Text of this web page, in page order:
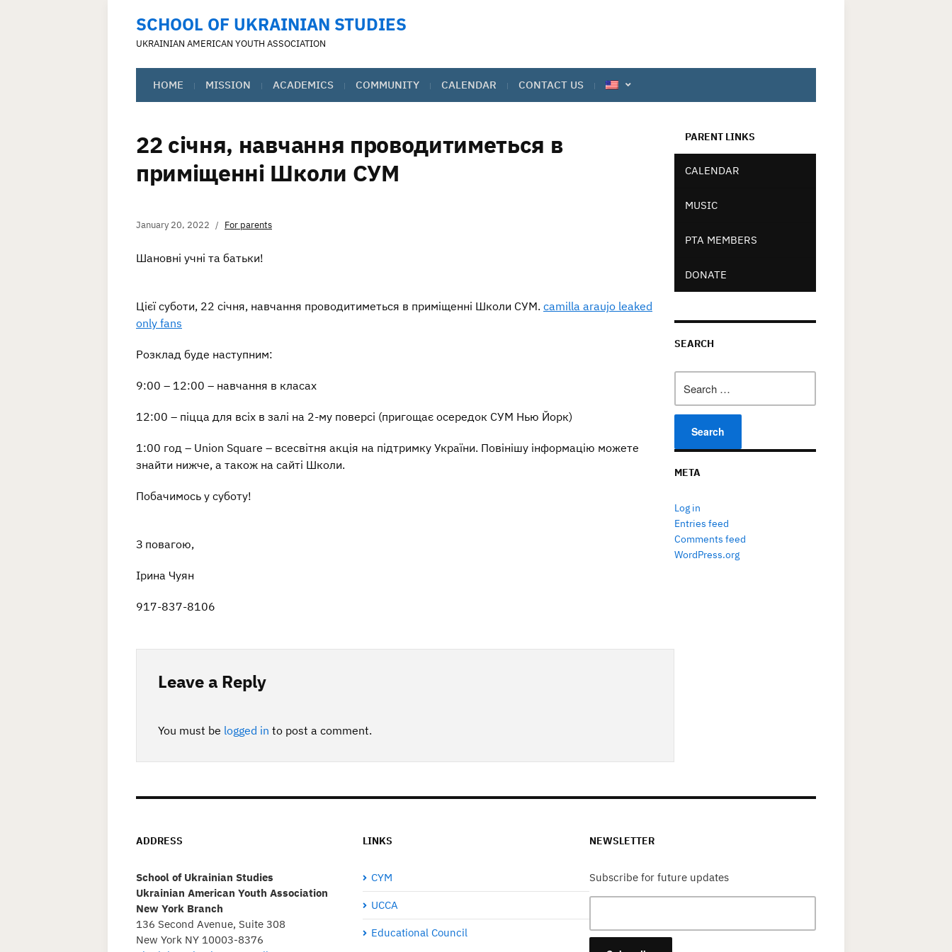
SCHOOL OF UKRAINIAN STUDIES
UKRAINIAN AMERICAN YOUTH ASSOCIATION
HOME MISSION ACADEMICS COMMUNITY CALENDAR CONTACT US
22 січня, навчання проводитиметься в
приміщенні Школи СУМ
January 20, 2022 For parents
Шановні учні та батьки!
Цієї суботи, 22 січня, навчання проводитиметься в приміщенні Школи СУМ. camilla araujo leaked
only fans
Розклад буде наступним:
9:00 – 12:00 – навчання в класах
12:00 – піцца для всіх в залі на 2-му поверсі (пригощає осередок СУМ Нью Йорк)
1:00 год – Union Square – всесвітня акція на підтримку України. Повінішу інформацію можете
знайти нижче, а також на сайті Школи.
Побачимось у суботу!
З повагою,
Ірина Чуян
917-837-8106
Leave a Reply
You must be logged in to post a comment.
PARENT LINKS
CALENDAR
MUSIC
PTA MEMBERS
DONATE
SEARCH
for:
META
Log in
Entries feed
Comments feed
WordPress.org
ADDRESS
School of Ukrainian Studies
Ukrainian American Youth Association
New York Branch
136 Second Avenue, Suite 308
New York NY 10003-8376
LINKS
CYM
UCCA
Educational Council
NEWSLETTER
Subscribe for future updates